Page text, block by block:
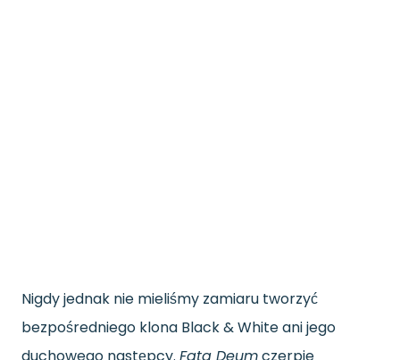
Nigdy jednak nie mieliśmy zamiaru tworzyć
bezpośredniego klona Black & White ani jego